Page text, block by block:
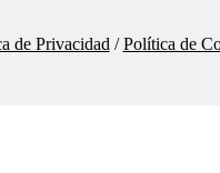
de Privacidad /Política de